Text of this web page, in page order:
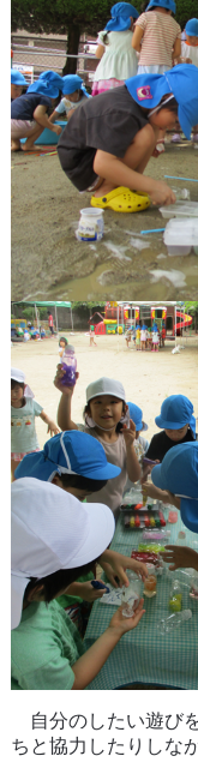
自分のしたい遊び
ちと協力したりしな